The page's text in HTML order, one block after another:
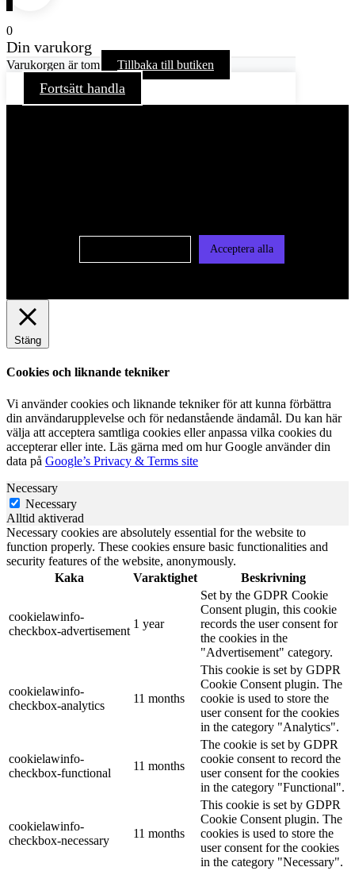
0
Din varukorg
Varukorgen är tom Tillbaka till butiken
Fortsätt handla
Acceptera alla
Stäng
Cookies och liknande tekniker
Vi använder cookies och liknande tekniker för att kunna förbättra
din användarupplevelse och för nedanstående ändamål. Du kan här
välja att acceptera samtliga cookies eller anpassa vilka cookies du
accepterar eller inte. Läs gärna med om hur Google använder din
data på Google’s Privacy & Terms site
Necessary
Necessary
Alltid aktiverad
Necessary cookies are absolutely essential for the website to
function properly. These cookies ensure basic functionalities and
security features of the website, anonymously.
Kaka
Varaktighet Beskrivning
cookielawinfo-
checkbox-advertisement
1 year
Set by the GDPR Cookie
Consent plugin, this cookie
records the user consent for
the cookies in the
"Advertisement" category.
cookielawinfo-
checkbox-analytics
11 months
This cookie is set by GDPR
Cookie Consent plugin. The
cookie is used to store the
user consent for the cookies
in the category "Analytics".
cookielawinfo-
checkbox-functional
11 months
The cookie is set by GDPR
cookie consent to record the
user consent for the cookies
in the category "Functional".
cookielawinfo-
checkbox-necessary
11 months
This cookie is set by GDPR
Cookie Consent plugin. The
cookies is used to store the
user consent for the cookies
in the category "Necessary".